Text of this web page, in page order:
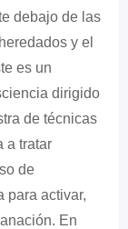
debajo de las
y el
es un
dirigido
de técnicas
a tratar
de
para activar,
En